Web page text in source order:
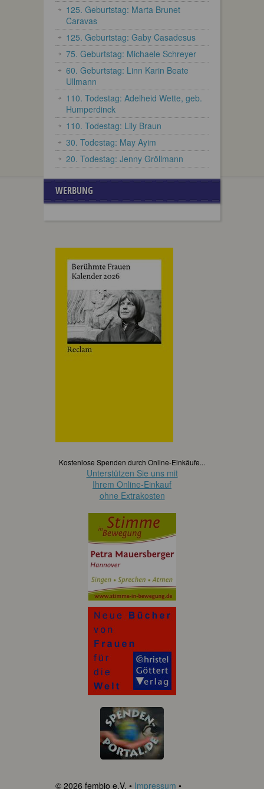
125. Geburtstag: Marta Brunet
Caravas
125. Geburtstag: Gaby Casadesus
75. Geburtstag: Michaele Schreyer
60. Geburtstag: Linn Karin Beate
Ullmann
110. Todestag: Adelheid Wette, geb.
Humperdinck
110. Todestag: Lily Braun
30. Todestag: May Ayim
20. Todestag: Jenny Gröllmann
WERBUNG
Kostenlose Spenden durch Online-Einkäufe...
Unterstützen Sie uns mit
Ihrem Online-Einkauf
ohne Extrakosten
© 2026 fembio e.V. • Impressum •